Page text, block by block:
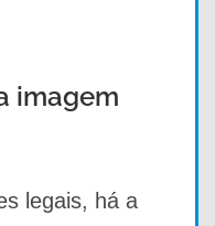
imagem
legais, há a